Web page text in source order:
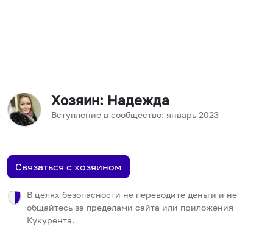
Хозяин: Надежда
Вступление в сообщество: январь 2023
Связаться с хозяином
В целях безопасности не переводите деньги и не
общайтесь за пределами сайта или приложения
Кукурента.